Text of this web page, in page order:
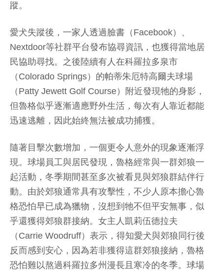
蹤。
愛犬失蹤後，一家人透過臉書（Facebook）、
Nextdoor等社群平台發布協尋資訊，也獲得當地居
民協助尋找。之後陸續有人在科羅拉多泉市
（Colorado Springs）的帕蒂朱厄特高爾夫球場
（Patty Jewett Golf Course）附近發現牠的身影，
但魯格似乎逐漸適應野外生活，每次有人靠近都能
迅速逃離，因此始終無法被成功捕獲。
隨著目擊次數增加，一個更令人意外的現象逐漸浮
現。球場員工與居民發現，魯格經常與一群郊狼一
起活動，冬季期間甚至多次被看見與郊狼群結伴行
動。由於郊狼通常具有攻擊性，不少人原本擔心魯
格恐怕早已成為獵物，沒想到牠不但平安無事，似
乎還獲得郊狼群接納。女主人凱莉伍德拉夫
（Carrie Woodruff）表示，得知愛犬與郊狼同行後
反而感到安心，因為若非獲得這群郊狼接納，魯格
恐怕難以熬過科羅拉多州漫長且寒冷的冬季。球場